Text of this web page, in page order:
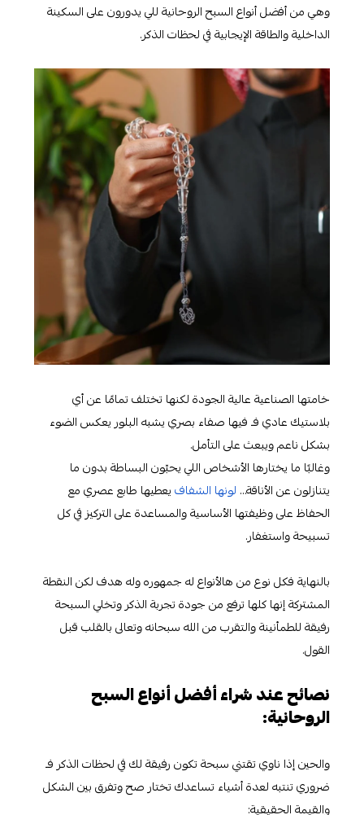
وهي من أفضل أنواع السبح الروحانية للي يدورون على السكينة
الداخلية والطاقة الإيجابية في لحظات الذكر.
خامتها الصناعية عالية الجودة لكنها تختلف تمامًا عن أي
بلاستيك عادي فـ فيها صفاء بصري يشبه البلور يعكس الضوء
بشكل ناعم ويبعث على التأمل.
وغالبًا ما يختارها الأشخاص اللي يحبّون البساطة بدون ما
يتنازلون عن الأناقة… لونها الشفافيعطيها طابع عصري مع
الحفاظ على وظيفتها الأساسية والمساعدة على التركيز في كل
تسبيحة واستغفار.
بالنهاية فكل نوع من هالأنواع له جمهوره وله هدف لكن النقطة
المشتركة إنها كلها ترفع من جودة تجربة الذكر وتخلي السبحة
رفيقة للطمأنينة والتقرب من الله سبحانه وتعالى بالقلب قبل
القول.
نصائح عند شراء أفضل أنواع السبح
الروحانية:
والحين إذا ناوي تقتني سبحة تكون رفيقة لك في لحظات الذكر فـ
ضروري تنتبه لعدة أشياء تساعدك تختار صح وتفرق بين الشكل
والقيمة الحقيقية: